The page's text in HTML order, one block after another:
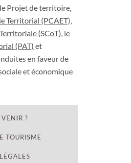
Projet de territoire,
Territorial (PCAET),
(SCoT), le
(PAT) et
en faveur de
et économique
?
TOURISME